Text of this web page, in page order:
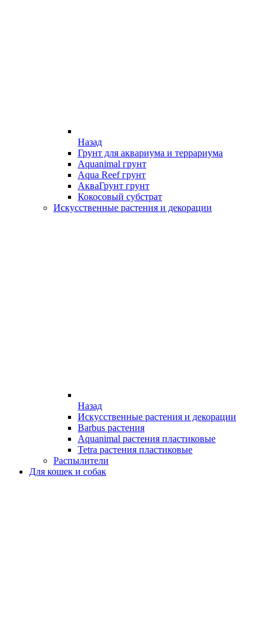
Назад
Грунт для аквариума и террариума
Aquanimal грунт
Aqua Reef грунт
АкваГрунт грунт
Кокосовый субстрат
Искусственные растения и декорации
Назад
Искусственные растения и декорации
Barbus растения
Aquanimal растения пластиковые
Tetra растения пластиковые
Распылители
Для кошек и собак